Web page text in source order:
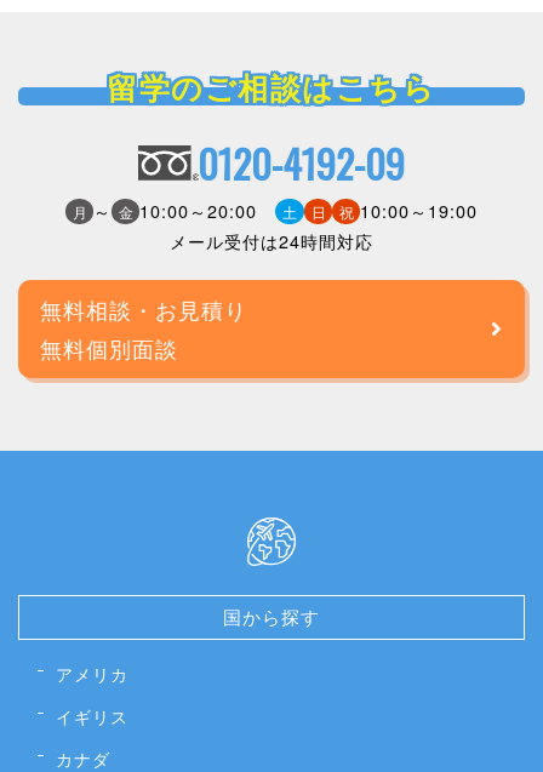
留学のご相談はこちら
0120-4192-09
月 ～ 金 10:00～20:00 土 日 祝 10:00～19:00
メール受付は24時間対応
無料相談・お見積り
無料個別面談
国から探す
アメリカ
イギリス
カナダ